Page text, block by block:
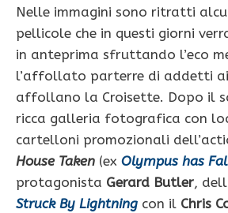
Nelle immagini sono ritratti
pellicole che in questi giorni
in anteprima sfruttando l’eco
l’affollato parterre di addetti
affollano la Croisette. Dopo il
ricca galleria fotografica con
cartelloni promozionali
House Taken (ex Olympus has
protagonista Gerard Butler,
Struck By Lightning con il Chris